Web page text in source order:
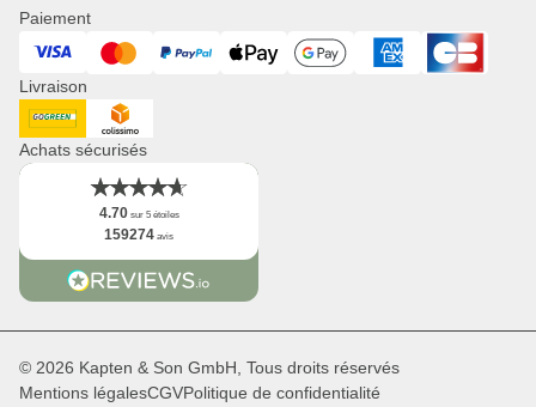
Montres
Presse
Revendeurs & B2B
Newsletter
App
Faits
Paiement
Visa Mastercard PayPal ApplePay GooglePay American Express
Cart Bancaire
Livraison
DHL GoGreenCollisimo
Achats sécurisés
4.70sur 5 étoiles
159274 avis
© 2026 Kapten & Son GmbH, Tous droits réservés
Mentions légalesCGVPolitique de confidentialité